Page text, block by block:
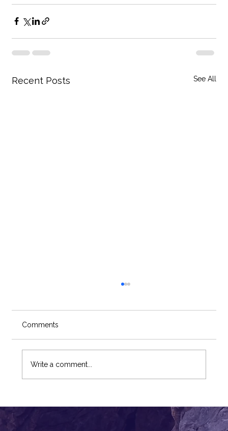
Recent Posts See All
ТЭТГЭЛЭГ"-т ШАЛГАРСАНД БАЯР
Comments
Write a comment...